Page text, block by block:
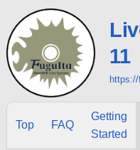
11
Top FAQ
Getting
Started